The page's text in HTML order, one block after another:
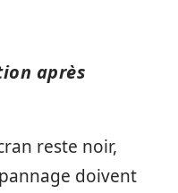
après
reste noir,
doivent